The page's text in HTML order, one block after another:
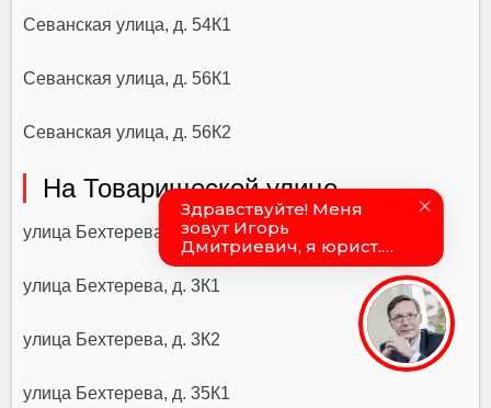
Севанская улица, д. 54К1
Севанская улица, д. 56К1
Севанская улица, д. 56К2
На Товарищеской улице
улица Бехтерева, д. 25/49
улица Бехтерева, д. 3К1
улица Бехтерева, д. 3К2
улица Бехтерева, д. 35К1